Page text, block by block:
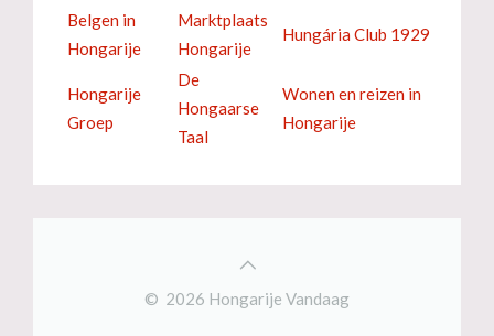
Belgen in
Hongarije
Marktplaats
Hongarije
Hungária Club 1929
Hongarije
Groep
De
Hongaarse
Taal
Wonen en reizen in
Hongarije
© 2026 Hongarije Vandaag